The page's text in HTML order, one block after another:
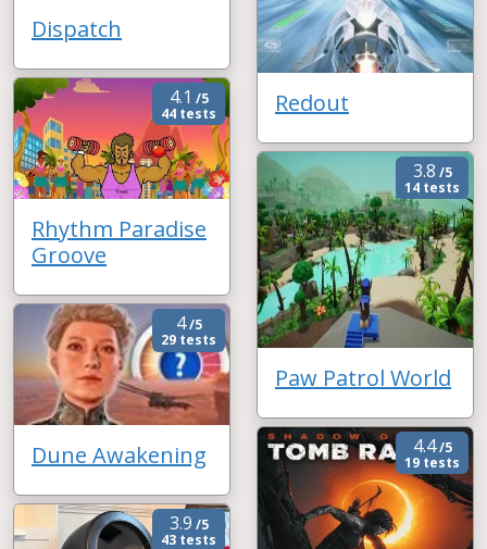
Dispatch
4.1 /5
44 tests
Rhythm Paradise
Groove
4/5
29 tests
Dune Awakening
3.9 /5
43 tests
Redout
3.8 /5
14 tests
Paw Patrol World
4.4/5
19 tests